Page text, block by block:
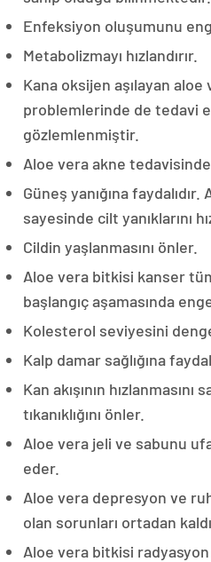
Enfeksiyon oluşumunu
Metabolizmayı hızlandırır.
Kana oksijen aşılayan
problemlerinde de tedavi
gözlemlenmiştir.
Aloe vera akne tedavisinde
Güneş yanığına
sayesinde cilt yanıklarını
Cildin yaşlanmasını önler.
Aloe vera bitkisi kanser
başlangıç aşamasında
Kolesterol seviyesini
Kalp damar sağlığına
Kan akışının
tıkanıklığını önler.
Aloe vera jeli ve sabunu
eder.
Aloe vera depresyon ve
olan sorunları ortadan
Aloe vera bitkisi